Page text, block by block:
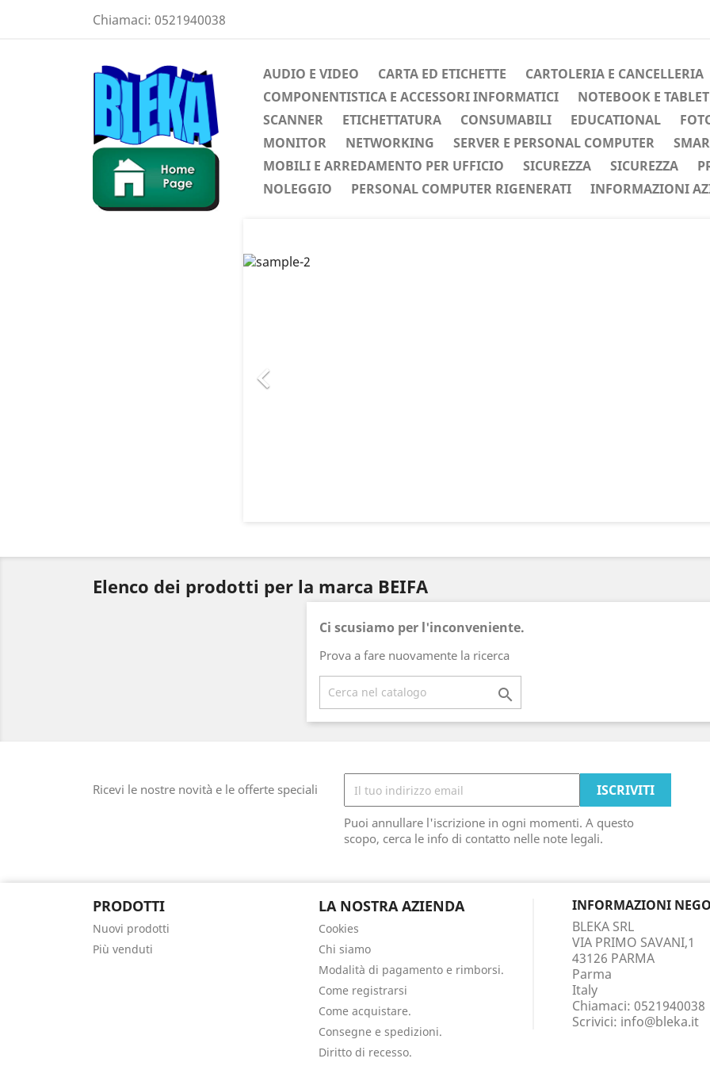
Chiamaci: 0521940038
AUDIO E VIDEO CARTA ED ETICHETTE
CARTOLERIA E CANCELLERIA
COMPONENTISTICA E ACCESSORI INFORMATICI
NOTEBOOK E TABLET
SCANNER
ETICHETTATURA CONSUMABILI EDUCATIONAL
MONITOR
NETWORKING SERVER E PERSONAL COMPUTER
MOBILI E ARREDAMENTO PER UFFICIO
SICUREZZA SICUREZZA
NOLEGGIO
PERSONAL COMPUTER RIGENERATI INFORMAZIONI

Elenco dei prodotti per la marca BEIFA
Ci scusiamo per l'inconveniente.
Prova a fare nuovamente la ricerca

Ricevi le nostre novità e le offerte speciali
Puoi annullare l'iscrizione in ogni momenti. A questo
scopo, cerca le info di contatto nelle note legali.
PRODOTTI
Nuovi prodotti
Più venduti
LA NOSTRA AZIENDA
Cookies
Chi siamo
Modalità di pagamento e rimborsi.
Come registrarsi
Come acquistare.
Consegne e spedizioni.
Diritto di recesso.
INFORMAZIONI
BLEKA SRL
VIA PRIMO SAVANI,1
43126 PARMA
Parma
Italy
Chiamaci: 0521940038
Scrivici: info@bleka.it